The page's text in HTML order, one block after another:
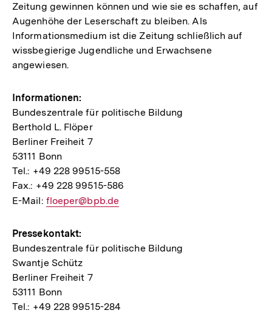
Zeitung gewinnen können und wie sie es schaffen, auf
Augenhöhe der Leserschaft zu bleiben. Als
Informationsmedium ist die Zeitung schließlich auf
wissbegierige Jugendliche und Erwachsene
angewiesen.
Informationen:
Bundeszentrale für politische Bildung
Berthold L. Flöper
Berliner Freiheit 7
53111 Bonn
Tel.: +49 228 99515-558
Fax.: +49 228 99515-586
E-Mail: E-
Link:
floeper@bpb.de
Pressekontakt:
Bundeszentrale für politische Bildung
Swantje Schütz
Berliner Freiheit 7
53111 Bonn
Tel.: +49 228 99515-284